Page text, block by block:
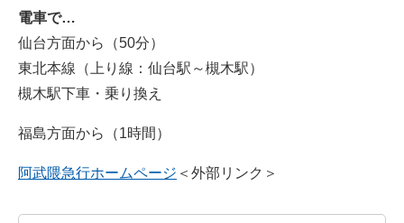
電車で…
仙台方面から（50分）
東北本線（上り線：仙台駅～槻木駅）
槻木駅下車・乗り換え
福島方面から（1時間）
阿武隈急行ホームページ ＜外部リンク＞